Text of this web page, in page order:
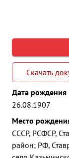
Скачать
Дата рождения
26.08.1907
Место
СССР, РСФСР,
район; РФ,